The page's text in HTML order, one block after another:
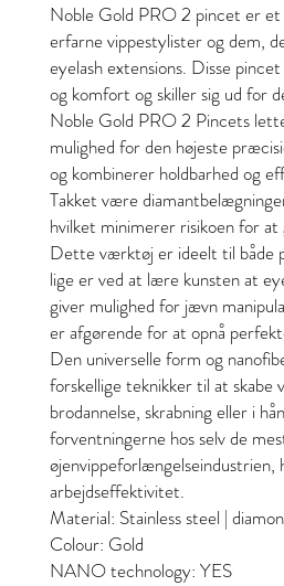
Noble Gold PRO 2 pincet er
erfarne vippestylister og dem,
eyelash extensions. Disse
og komfort og skiller sig ud for
Noble Gold PRO 2 Pincets
mulighed for den højeste
og kombinerer holdbarhed og
Takket være
hvilket minimerer risikoen for at
Dette værktøj er ideelt til både
lige er ved at lære kunsten at
giver mulighed for jævn
er afgørende for at opnå
Den universelle form og
forskellige teknikker til at
brodannelse, skrabning eller i
forventningerne hos selv de
arbejdseffektivitet.
Material: Stainless steel |
Colour: Gold
NANO technology: YES